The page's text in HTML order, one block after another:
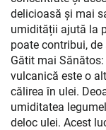
delicioasă și mai
umidității ajută la
poate contribui,
Gătit mai
vulcanică este o
călirea în ulei.
umiditatea
deloc ulei. Acest